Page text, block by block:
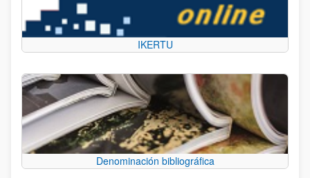
IKERTU
Denominación bibliográfica